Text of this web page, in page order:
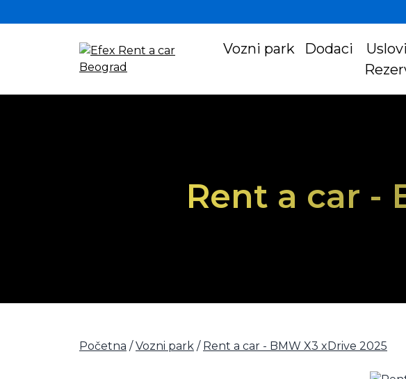
Vozni park Dodaci
Rent a car -
Početna / Vozni park / Rent a car - BMW X3 xDrive 2025